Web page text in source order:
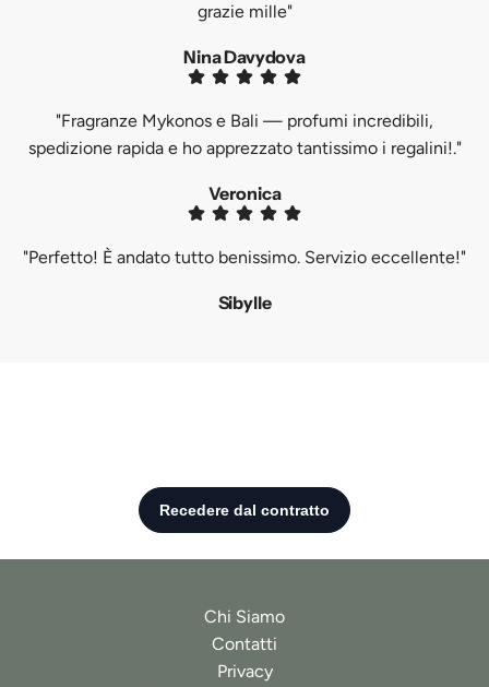
grazie mille"
Nina Davydova
"Fragranze Mykonos e Bali — profumi incredibili,
spedizione rapida e ho apprezzato tantissimo i regalini!."
Veronica
"Perfetto! È andato tutto benissimo. Servizio eccellente!"
Sibylle
Chi Siamo
Contatti
Privacy